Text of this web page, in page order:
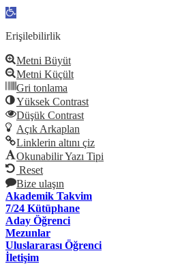
Open
Erişilebilirlik
Metni Büyüt
Metni Küçült
Gri tonlama
Yüksek Contrast
Düşük Contrast
Açık Arkaplan
Linklerin altını çiz
Okunabilir Yazı Tipi
Reset
Bize ulaşın
Akademik Takvim
7/24 Kütüphane
Aday Öğrenci
Mezunlar
Uluslararası Öğrenci
İletişim